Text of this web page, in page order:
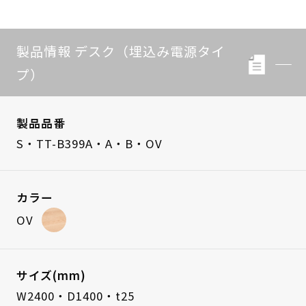
製品情報 デスク（埋込み電源タイ
プ）
製品品番
S・TT-B399A・A・B・OV
カラー
OV
サイズ(mm)
W2400・D1400・t25